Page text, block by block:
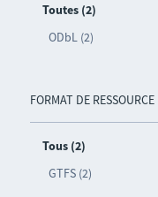
Toutes (2)
ODbL (2)
FORMAT DE RESSOURCE
Tous (2)
GTFS (2)